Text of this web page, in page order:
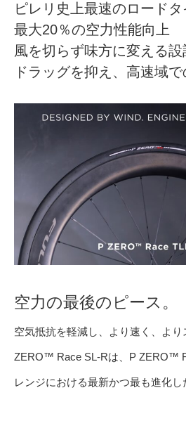
ピレリ史上最速のロードタ
最大20％の空力性能向上
風を切らず味方に変える設
ドラッグを抑え、高速域
空力の最後のピース。
空気抵抗を軽減し、より速く、よ
ZERO™ Race SL-Rは、P ZERO™
レンジにおける最新かつ最も進化し